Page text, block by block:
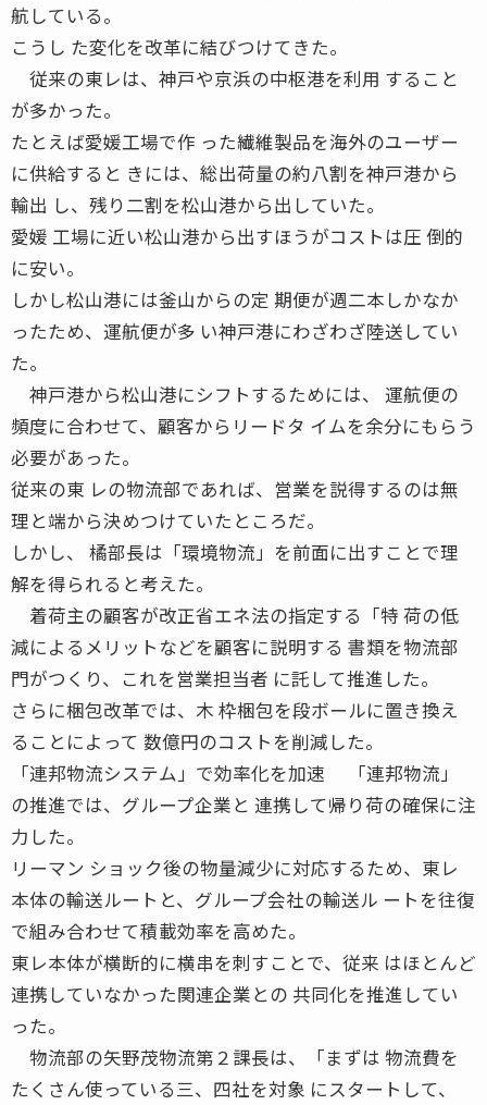
航している。
こうし た変化を改革に結びつけてきた。
従来の東レは、神戸や京浜の中枢港を利用 すること
が多かった。
たとえば愛媛工場で作 った繊維製品を海外のユーザー
に供給すると きには、総出荷量の約八割を神戸港から
輸出 し、残り二割を松山港から出していた。
愛媛 工場に近い松山港から出すほうがコストは圧 倒的
に安い。
しかし松山港には釜山からの定 期便が週二本しかなか
ったため、運航便が多 い神戸港にわざわざ陸送してい
た。
神戸港から松山港にシフトするためには、 運航便の
頻度に合わせて、顧客からリードタ イムを余分にもらう
必要があった。
従来の東 レの物流部であれば、営業を説得するのは無
理と端から決めつけていたところだ。
しかし、 橘部長は「環境物流」を前面に出すことで理
解を得られると考えた。
着荷主の顧客が改正省エネ法の指定する「特 荷の低
減によるメリットなどを顧客に説明する 書類を物流部
門がつくり、これを営業担当者 に託して推進した。
さらに梱包改革では、木 枠梱包を段ボールに置き換え
ることによって 数億円のコストを削減した。
「連邦物流システム」で効率化を加速 「連邦物流」
の推進では、グループ企業と 連携して帰り荷の確保に注
力した。
リーマン ショック後の物量減少に対応するため、東レ
本体の輸送ルートと、グループ会社の輸送ル ートを往復
で組み合わせて積載効率を高めた。
東レ本体が横断的に横串を刺すことで、従来 はほとんど
連携していなかった関連企業との 共同化を推進してい
った。
物流部の矢野茂物流第２課長は、「まずは 物流費を
たくさん使っている三、四社を対象 にスタートして、